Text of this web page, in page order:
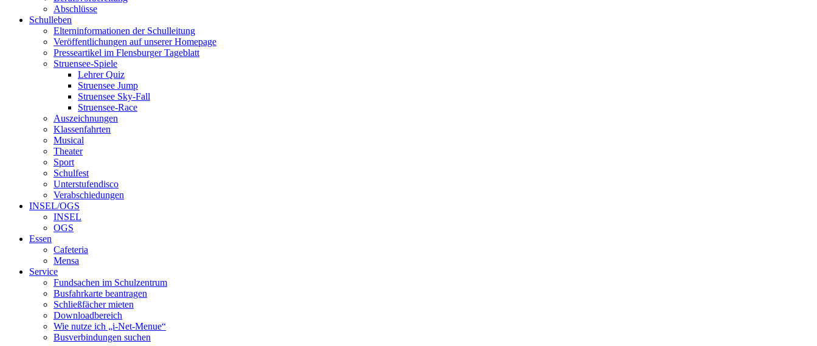
Abschlüsse
Schulleben
Elterninformationen der Schulleitung
Veröffentlichungen auf unserer Homepage
Presseartikel im Flensburger Tageblatt
Struensee-Spiele
Lehrer Quiz
Struensee Jump
Struensee Sky-Fall
Struensee-Race
Auszeichnungen
Klassenfahrten
Musical
Theater
Sport
Schulfest
Unterstufendisco
Verabschiedungen
INSEL/OGS
INSEL
OGS
Essen
Cafeteria
Mensa
Service
Fundsachen im Schulzentrum
Busfahrkarte beantragen
Schließfächer mieten
Downloadbereich
Wie nutze ich „i-Net-Menue“
Busverbindungen suchen